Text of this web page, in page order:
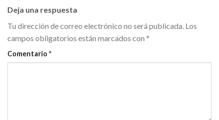
Deja una respuesta
Tu dirección de correo electrónico no será publicada. Los
campos obligatorios están marcados con *
Comentario *